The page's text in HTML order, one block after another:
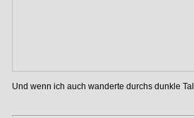
Und wenn ich auch wanderte durchs dunkle